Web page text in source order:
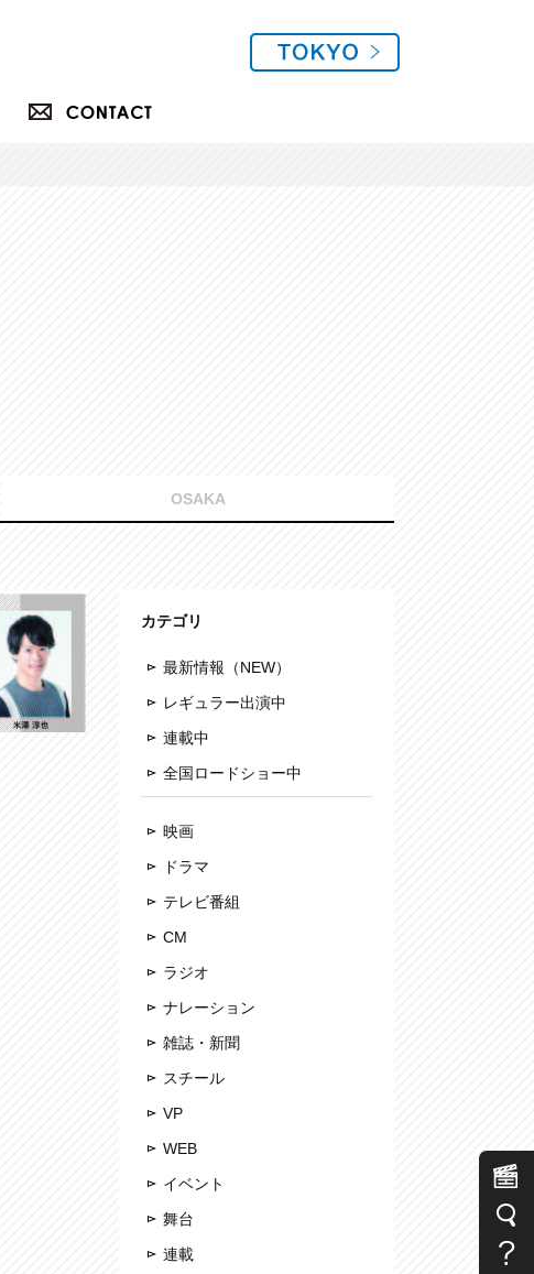
OSAKA
カテゴリ
最新情報（NEW）
レギュラー出演中
連載中
全国ロードショー中
映画
ドラマ
テレビ番組
CM
ラジオ
ナレーション
雑誌・新聞
スチール
VP
WEB
イベント
舞台
連載